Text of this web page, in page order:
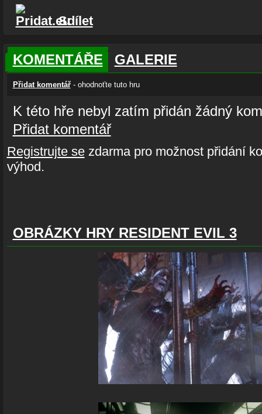
Sdílet
KOMENTÁŘE GALERIE
Přidat komentář- ohodnoťte tuto hru
K této hře nebyl zatím přidán žádný
Přidat komentář
Registrujte sezdarma pro možnost přidání
výhod.
OBRÁZKY HRY RESIDENT EVIL 3